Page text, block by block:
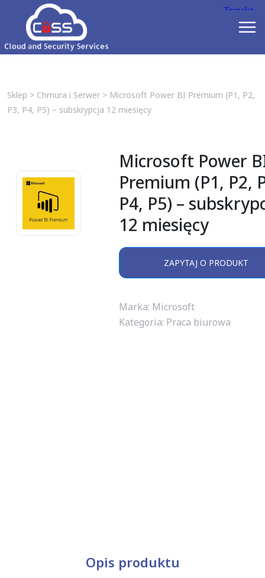
Sklep > Chmura i Serwer> Microsoft Power BI Premium (P1, P2,
P3, P4, P5) – subskrypcja 12 miesięcy
Microsoft Power
Premium (P1, P2,
P4, P5) –
12 miesięcy
ZAPYTAJ O PRODUKT
Marka: Microsoft
Kategoria: Praca biurowa
Opis produktu